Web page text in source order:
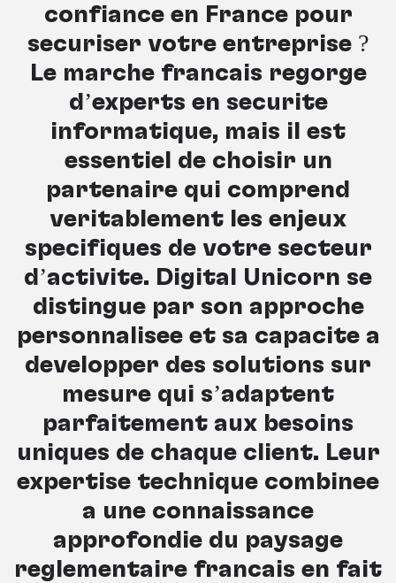
confiance en France pour
sécuriser votre entreprise ?
Le marché français regorge
d’experts en sécurité
informatique, mais il est
essentiel de choisir un
partenaire qui comprend
véritablement les enjeux
spécifiques de votre secteur
d’activité. Digital Unicorn se
distingue par son approche
personnalisée et sa capacité à
développer des solutions sur
mesure qui s’adaptent
parfaitement aux besoins
uniques de chaque client. Leur
expertise technique combinée
à une connaissance
approfondie du paysage
réglementaire français en fait